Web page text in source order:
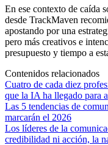
En ese contexto de caída
desde TrackMaven
apostando por una
pero más creativos e
presupuesto y tiempo a
Contenidos relacionados
Cuatro de cada diez
que la IA ha llegado para
Las 5 tendencias de
marcarán el 2026
Los líderes de la
credibilidad ni acción, la